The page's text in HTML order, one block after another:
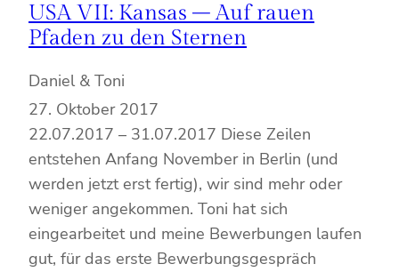
USA VII: Kansas – Auf rauen
Pfaden zu den Sternen
Daniel & Toni
27. Oktober 2017
22.07.2017 – 31.07.2017 Diese Zeilen
entstehen Anfang November in Berlin (und
werden jetzt erst fertig), wir sind mehr oder
weniger angekommen. Toni hat sich
eingearbeitet und meine Bewerbungen laufen
gut, für das erste Bewerbungsgespräch